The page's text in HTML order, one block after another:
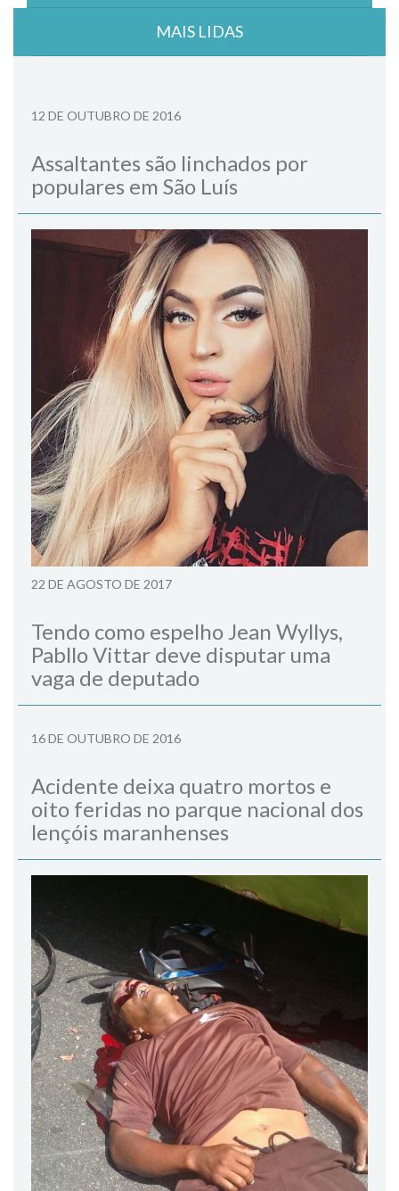
MAIS LIDAS
12 DE OUTUBRO DE 2016
Assaltantes são linchados por
populares em São Luís
22 DE AGOSTO DE 2017
Tendo como espelho Jean Wyllys,
Pabllo Vittar deve disputar uma
vaga de deputado
16 DE OUTUBRO DE 2016
Acidente deixa quatro mortos e
oito feridas no parque nacional dos
lençóis maranhenses